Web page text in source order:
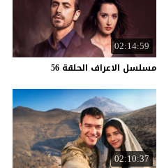
02:14:59
مسلسل الاعراف الحلقة 56
02:10:37